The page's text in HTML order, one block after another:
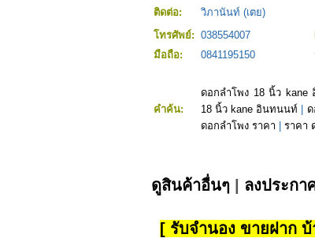
ติดต่อ:
วิภานันท์ (เตย)
โทรศัพย์: 038554007
มือถือ:
0841195150
คำค้น:
ดอกลำโพง 18 นิ้ว kane
18 นิ้ว kane อินทนนท์
ดอกลำโพง ราคา
ราคา
ดูสินค้าอื่นๆ ลงประกา
[ รับจำนอง ขายฝาก